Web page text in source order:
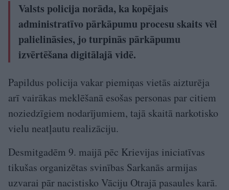
Valsts policija norāda, ka kopējais
administratīvo pārkāpumu procesu skaits vēl
palielināsies, jo turpinās pārkāpumu
izvērtēšana digitālajā vidē.
Papildus policija vakar piemiņas vietās aizturēja
arī vairākas meklēšanā esošas personas par citiem
noziedzīgiem nodarījumiem, tajā skaitā narkotisko
vielu neatļautu realizāciju.
Desmitgadēm 9. maijā pēc Krievijas iniciatīvas
tikušas organizētas svinības Sarkanās armijas
uzvarai pār nacistisko Vāciju Otrajā pasaules karā.